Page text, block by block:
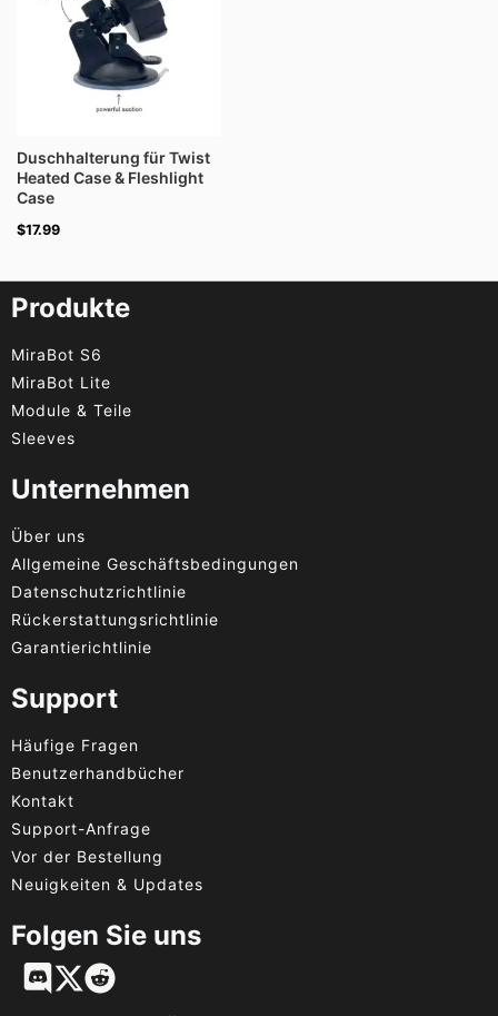
Duschhalterung für Twist
Heated Case & Fleshlight
Case
$17.99
Produkte
MiraBot S6
MiraBot Lite
Module & Teile
Sleeves
Unternehmen
Über uns
Allgemeine Geschäftsbedingungen
Datenschutzrichtlinie
Rückerstattungsrichtlinie
Garantierichtlinie
Support
Häufige Fragen
Benutzerhandbücher
Kontakt
Support-Anfrage
Vor der Bestellung
Neuigkeiten & Updates
Folgen Sie uns
English